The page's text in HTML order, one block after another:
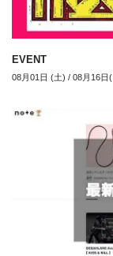
EVENT
08月01日 (土) / 08月16